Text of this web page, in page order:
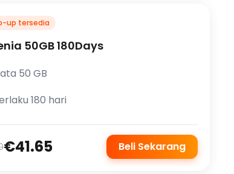
up tersedia
50GB 180Days
50 GB
180 hari
€41.65 Beli Sekarang